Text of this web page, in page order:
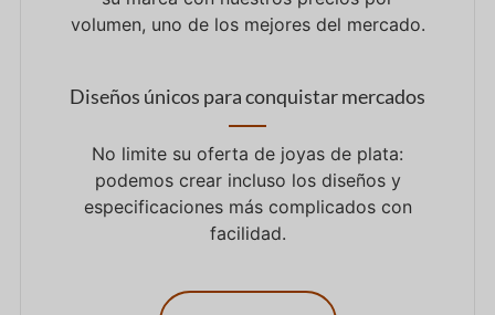
volumen, uno de los mejores del mercado.
Diseños únicos para conquistar mercados
No limite su oferta de joyas de plata:
podemos crear incluso los diseños y
especificaciones más complicados con
facilidad.